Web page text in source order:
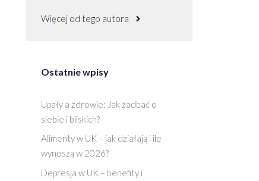
Więcej od tego autora
Ostatnie wpisy
Upały a zdrowie: Jak zadbać o
siebie i bliskich?
Alimenty w UK – jak działają i ile
wynoszą w 2026?
Depresja w UK – benefity i